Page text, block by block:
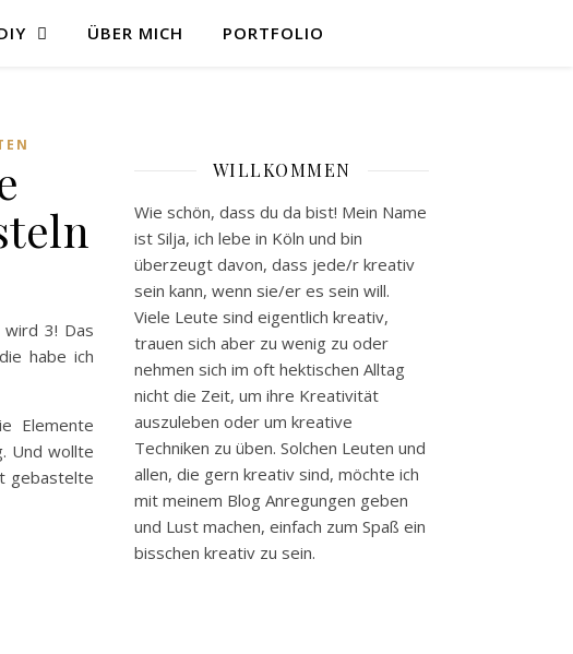
ÜBER MICH PORTFOLIO
wird 3! Das
habe ich
Elemente
Und wollte
gebastelte
WILLKOMMEN
Wie schön, dass du da bist! Mein Name
ist Silja, ich lebe in Köln und bin
überzeugt davon, dass jede/r kreativ
sein kann, wenn sie/er es sein will.
Viele Leute sind eigentlich kreativ,
trauen sich aber zu wenig zu oder
nehmen sich im oft hektischen Alltag
nicht die Zeit, um ihre Kreativität
auszuleben oder um kreative
Techniken zu üben. Solchen Leuten und
allen, die gern kreativ sind, möchte ich
mit meinem Blog Anregungen geben
und Lust machen, einfach zum Spaß ein
bisschen kreativ zu sein.